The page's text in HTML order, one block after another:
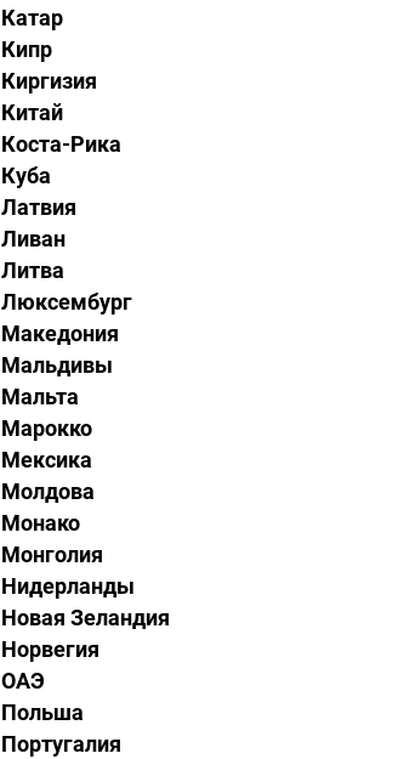
Катар
Кипр
Киргизия
Китай
Коста-Рика
Куба
Латвия
Ливан
Литва
Люксембург
Македония
Мальдивы
Мальта
Марокко
Мексика
Молдова
Монако
Монголия
Нидерланды
Новая Зеландия
Норвегия
ОАЭ
Польша
Португалия